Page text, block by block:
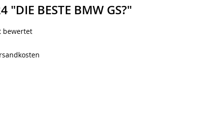
"DIE BESTE BMW GS?"
bewertet